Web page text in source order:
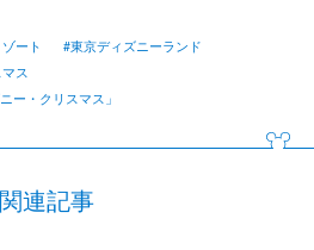
ート
#東京ディズニーランド
ス
ー・クリスマス」
関連記事